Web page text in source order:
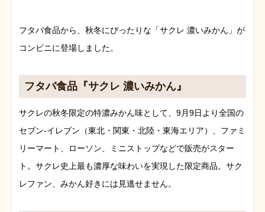
フタバ食品から、秋冬にぴったりな「サクレ 濃いみかん」が
コンビニに登場しました。
フタバ食品『サクレ 濃いみかん』
サクレの秋冬限定の特濃みかん味として、9月9日より全国の
セブン-イレブン（東北・関東・北陸・東海エリア）、ファミ
リーマート、ローソン、ミニストップなどで販売がスター
ト。サクレ史上最も濃厚な味わいを実現した限定商品。サク
レファン、みかん好きには見逃せません。